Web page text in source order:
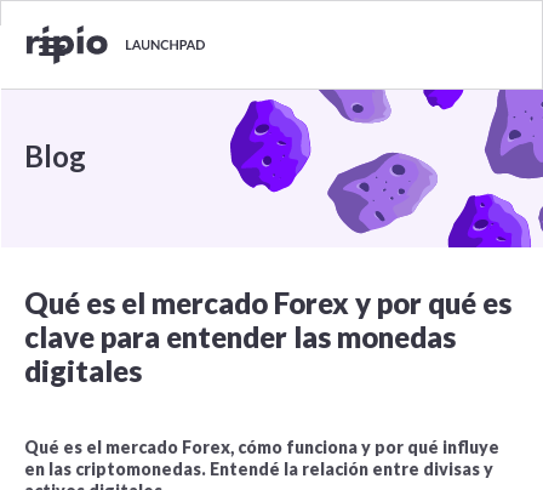
Blog
Qué es el mercado Forex y por qué es
clave para entender las monedas
digitales
Qué es el mercado Forex, cómo funciona y por qué influye
en las criptomonedas. Entendé la relación entre divisas y